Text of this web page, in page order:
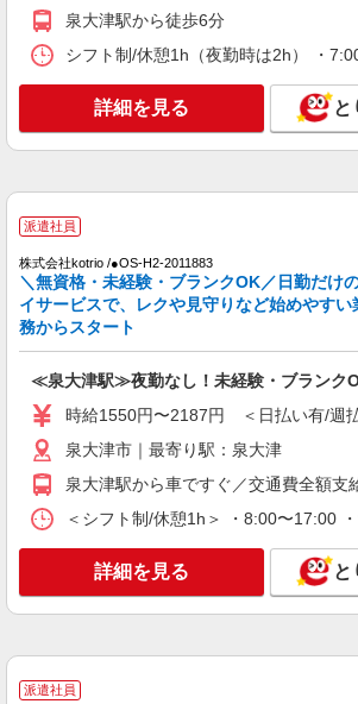
時給1550円〜2187円 ＜
通費全支給(ガソリン代含む)
泉大津市｜最寄り駅：泉
キープ
派遣社員
株式会社kotrio /●OS-H2-2086428
務≫≪夕方退社≫
時給1550円〜2187円
通費全支給(ガソリン代含む)
派遣社員
株式会社kotrio /●OS-H2-1905901
ロアの巡回など
時給1550円〜2187円
通費全支給(ガソリン代含む)
キープ
泉大津駅から徒歩6分
シフト制/休憩1h（夜勤時は2h） ・
詳細を見る と
派遣社員
株式会社kotrio /●OS-H2-2011883
＼無資格・未経験・ブランクOK／日勤だけ
イサービスで、レクや見守りなど始めやすい
務からスタート
≪泉大津駅≫夜勤なし！未経験・ブランク
時給1550円〜2187円 ＜日払い有/週
泉大津市｜最寄り駅：泉大津
泉大津駅から車ですぐ／交通費全額支
＜シフト制/休憩1h＞ ・8:00〜17:00
詳細を見る と
派遣社員